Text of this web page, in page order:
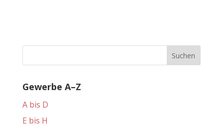
Gewerbe A–Z
A bis D
E bis H